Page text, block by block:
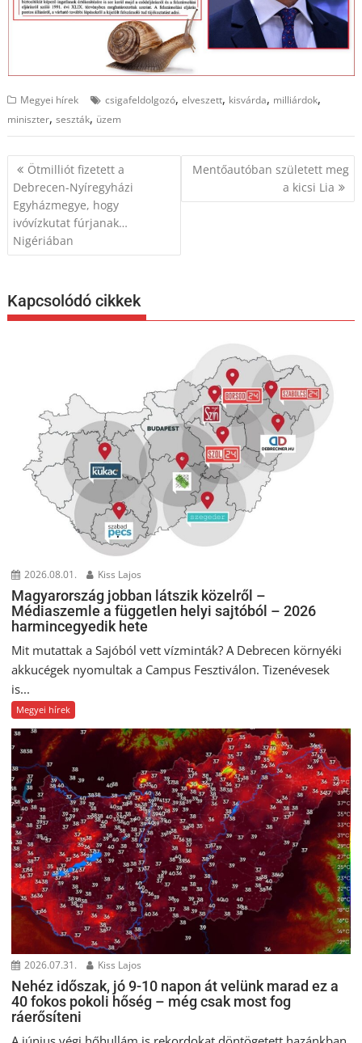
Megyei hírek csigafeldolgozó,elveszett, kisvárda, milliárdok,
miniszter,seszták, üzem
Bejegyzés
navigáció
Ötmilliót fizetett a
Debrecen-Nyíregyházi
Egyházmegye, hogy
ivóvízkutat fúrjanak…
Nigériában
Mentőautóban született meg
a kicsi Lia
Kapcsolódó cikkek
2026.08.01. Kiss Lajos
Magyarország jobban látszik közelről –
Médiaszemle a független helyi sajtóból – 2026
harmincegyedik hete
Mit mutattak a Sajóból vett vízminták? A Debrecen környéki
akkucégek nyomultak a Campus Fesztiválon. Tizenévesek
is...
Megyei hírek
2026.07.31. Kiss Lajos
Nehéz időszak, jó 9-10 napon át velünk marad ez a
40 fokos pokoli hőség – még csak most fog
ráerősíteni